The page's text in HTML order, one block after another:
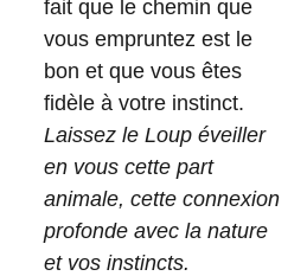
fait que le chemin que
vous empruntez est le
bon et que vous êtes
fidèle à votre instinct.
Laissez le Loup éveiller
en vous cette part
animale, cette connexion
profonde avec la nature
et vos instincts.